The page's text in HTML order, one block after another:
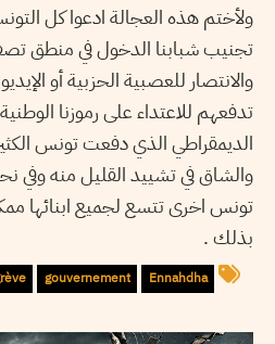
ولأختم هذه العجالة ادعوا كل
تجنيب شبابنا الدخول في منطق
والانتصار للعصبية الحزبية أو
تدفعهم للاعتداء على رموزنا
الديمقراطي الذي دفعت تونس
والشاق في تشييد القليل منه وفي
تونس اخرى تتسع لجميع ابنائها
بذلك .
Ennahdha
gouvernement